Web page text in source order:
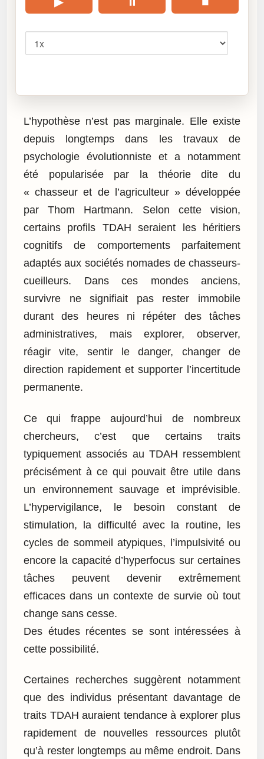
L’hypothèse n’est pas marginale. Elle existe
depuis longtemps dans les travaux de
psychologie évolutionniste et a notamment
été popularisée par la théorie dite du
« chasseur et de l’agriculteur » développée
par Thom Hartmann. Selon cette vision,
certains profils TDAH seraient les héritiers
cognitifs de comportements parfaitement
adaptés aux sociétés nomades de chasseurs-
cueilleurs. Dans ces mondes anciens,
survivre ne signifiait pas rester immobile
durant des heures ni répéter des tâches
administratives, mais explorer, observer,
réagir vite, sentir le danger, changer de
direction rapidement et supporter l’incertitude
permanente.
Ce qui frappe aujourd’hui de nombreux
chercheurs, c’est que certains traits
typiquement associés au TDAH ressemblent
précisément à ce qui pouvait être utile dans
un environnement sauvage et imprévisible.
L’hypervigilance, le besoin constant de
stimulation, la difficulté avec la routine, les
cycles de sommeil atypiques, l’impulsivité ou
encore la capacité d’hyperfocus sur certaines
tâches peuvent devenir extrêmement
efficaces dans un contexte de survie où tout
change sans cesse.
Des études récentes se sont intéressées à
cette possibilité.
Certaines recherches suggèrent notamment
que des individus présentant davantage de
traits TDAH auraient tendance à explorer plus
rapidement de nouvelles ressources plutôt
qu’à rester longtemps au même endroit. Dans